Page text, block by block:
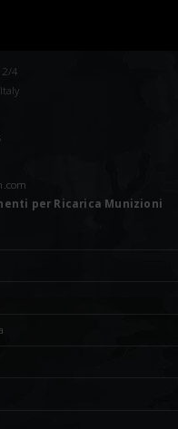
4
per Ricarica Munizioni